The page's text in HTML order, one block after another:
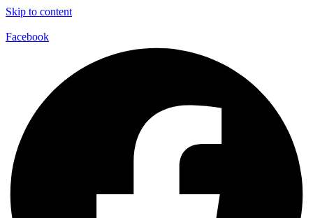
Skip to content
Facebook